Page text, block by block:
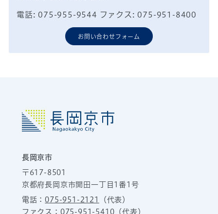
電話: 075-955-9544 ファクス: 075-951-8400
お問い合わせフォーム
長岡京市
〒617-8501
京都府長岡京市開田一丁目1番1号
電話：075-951-2121
（代表）
ファクス：075-951-5410（代表）